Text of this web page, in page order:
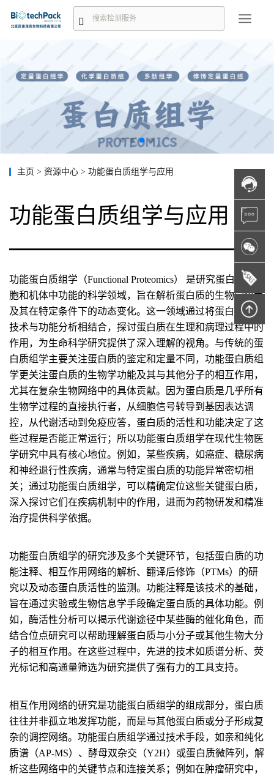
主页 > 资源中心 > 功能蛋白质组学与应用
功能蛋白质组学与应用
功能蛋白质组学（Functional Proteomics） 是研究蛋白质在细
胞和机体中功能的科学领域，旨在解析蛋白质的生物学角色
及其在特定条件下的动态变化。这一领域通过将蛋白质组学
技术与功能分析相结合，探讨蛋白质在生理和病理过程中的
作用，为生命科学研究提供了深入理解的视角。与传统的蛋
白质组学主要关注蛋白质的鉴定和定量不同，功能蛋白质组
学更关注蛋白质的生物学功能及其与其他分子的相互作用，
尤其在复杂生物网络中的具体贡献。因为蛋白质是几乎所有
生物学过程的直接执行者，从细胞信号转导到基因表达调
控，从代谢活动到免疫应答，蛋白质的活性和功能决定了这
些过程是否能正常运行；所以功能蛋白质组学在现代生物医
学研究中具有核心地位。例如，某些疾病，如癌症、糖尿病
和神经退行性疾病，通常与特定蛋白质的功能异常密切相
关；通过功能蛋白质组学，可以精确定位这些关键蛋白质，
深入探讨它们在疾病机制中的作用，进而为药物研发和精准
治疗提供科学依据。
功能蛋白质组学的研究涉及多个关键环节，包括蛋白质的功
能注释、相互作用网络的解析、翻译后修饰（PTMs）的研
究以及动态蛋白质活性的监测。功能注释是该技术的基础，
旨在通过实验或生物信息学手段确定蛋白质的具体功能。例
如，酶活性分析可以揭示代谢途径中某些酶的催化角色，而
结合位点研究可以帮助理解蛋白质与小分子或其他生物大分
子的相互作用。在这些过程中，先进的技术如质谱分析、荧
光标记和高通量筛选为研究提供了强有力的工具支持。
相互作用网络的研究是功能蛋白质组学的组成部分，蛋白质
往往并非孤立地发挥功能，而是与其他蛋白质或分子形成复
杂的调控网络。功能蛋白质组学通过技术手段，如亲和纯化
质谱（AP-MS）、酵母双杂交（Y2H）或蛋白质微阵列，解
析这些网络中的关键节点和连接关系；例如在肿瘤研究中，